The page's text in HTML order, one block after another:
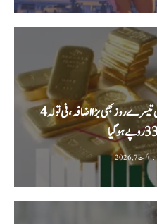
پاکستان میں سونے کی قیمت میں مسلسل تیسرے روز بھی بڑا اضافہ، فی تولہ 4
اگست 7, 2026